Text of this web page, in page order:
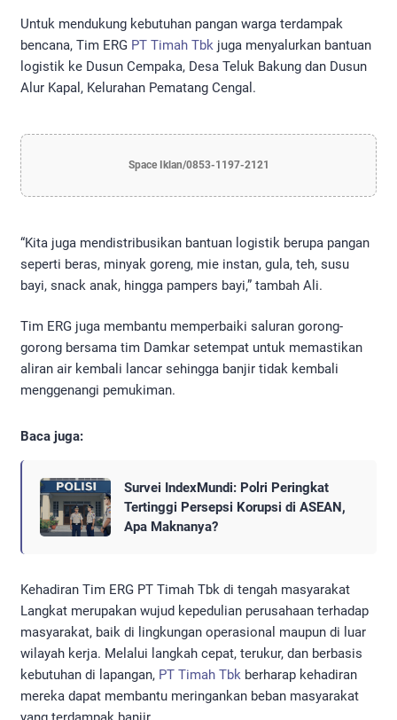
Untuk mendukung kebutuhan pangan warga terdampak
bencana, Tim ERG PT Timah Tbk juga menyalurkan bantuan
logistik ke Dusun Cempaka, Desa Teluk Bakung dan Dusun
Alur Kapal, Kelurahan Pematang Cengal.
Space Iklan/0853-1197-2121
“Kita juga mendistribusikan bantuan logistik berupa pangan
seperti beras, minyak goreng, mie instan, gula, teh, susu
bayi, snack anak, hingga pampers bayi,” tambah Ali.
Tim ERG juga membantu memperbaiki saluran gorong-
gorong bersama tim Damkar setempat untuk memastikan
aliran air kembali lancar sehingga banjir tidak kembali
menggenangi pemukiman.
Baca juga:
Survei IndexMundi: Polri Peringkat
Tertinggi Persepsi Korupsi di ASEAN,
Apa Maknanya?
Kehadiran Tim ERG PT Timah Tbk di tengah masyarakat
Langkat merupakan wujud kepedulian perusahaan terhadap
masyarakat, baik di lingkungan operasional maupun di luar
wilayah kerja. Melalui langkah cepat, terukur, dan berbasis
kebutuhan di lapangan, PT Timah Tbk berharap kehadiran
mereka dapat membantu meringankan beban masyarakat